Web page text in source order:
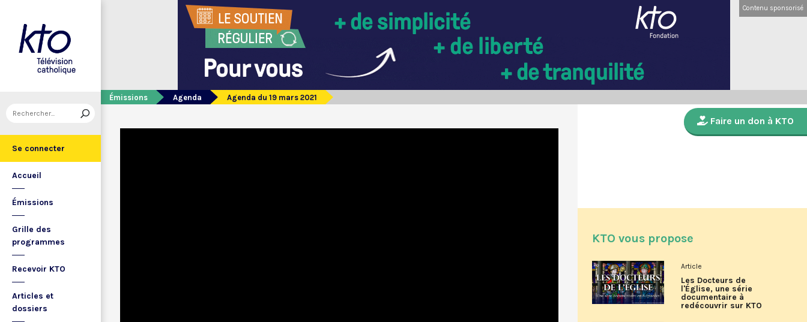
Se connecter
Accueil
Émissions
Grille des
programmes
Recevoir KTO
Articles et
dossiers
Contenu sponsorisé
Émissions Agenda Agenda du 19 mars 2021
Faire un don à KTO
KTO vous propose
Article
Les Docteurs de
l'Église, une série
documentaire à
redécouvrir sur KTO